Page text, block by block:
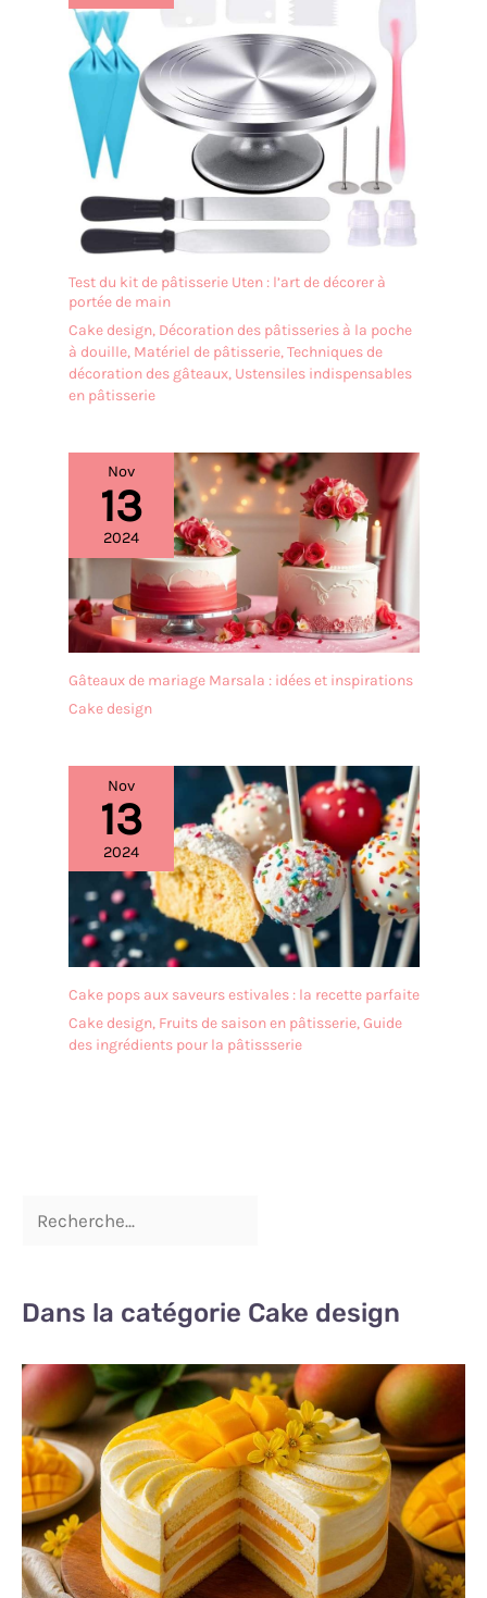
Test du kit de pâtisserie Uten : l’art de décorer à
portée de main
Cake design, Décoration des pâtisseries à la poche
à douille, Matériel de pâtisserie,Techniques de
décoration des gâteaux, Ustensiles indispensables
en pâtisserie
Nov
13
2024
Gâteaux de mariage Marsala : idées et inspirations
Cake design
Nov
13
2024
Cake pops aux saveurs estivales : la recette parfaite
Cake design, Fruits de saison en pâtisserie,Guide
des ingrédients pour la pâtissserie
Dans la catégorie Cake design